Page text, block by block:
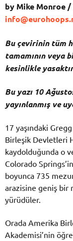
by Mike Monroe /
Bu çevirinin tüm
tamamının veya
kesinlikle
Bu yazı 10
yayınlanmış ve
17 yaşındaki
Birleşik Devletleri
kaydolduğunda o
Colorado
boyunca 735
arazisine geniş bir
yürüdüler.
Orada Amerika
Akademisi’nin